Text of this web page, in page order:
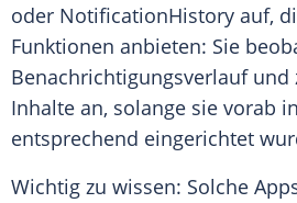
oder NotificationHistory auf,
Funktionen anbieten: Sie
Benachrichtigungsverlauf und
Inhalte an, solange sie vorab
entsprechend eingerichtet
Wichtig zu wissen: Solche